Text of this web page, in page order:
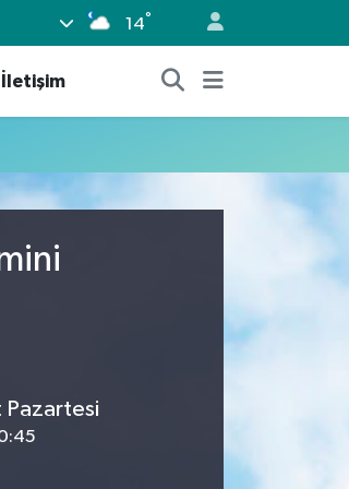
14°
İletişim
Pazartesi